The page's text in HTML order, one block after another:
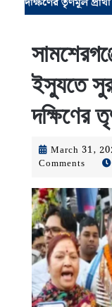
ইস্যুতে
দক্ষিণের
March 31,
Comments